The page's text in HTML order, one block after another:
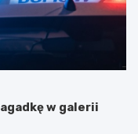
w galerii